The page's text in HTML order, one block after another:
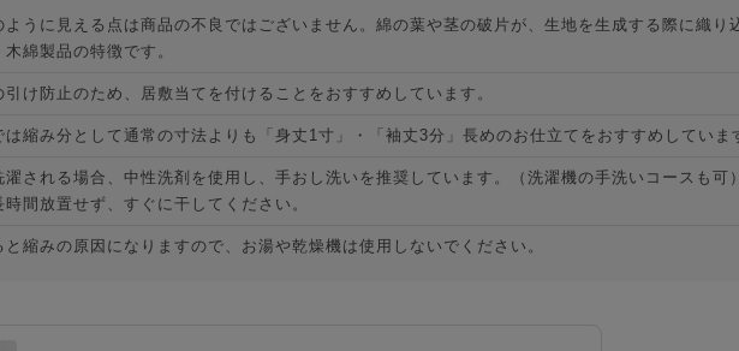
ように見える点は商品の不良ではございません。綿の葉や茎の破片が、生地を生成する際に織り
綿製品の特徴です。
引け防止のため、居敷当てを付けることをおすすめしています。
は縮み分として通常の寸法よりも「身丈1寸」・「袖丈3分」長めのお仕立てをおすすめしていま
濯される場合、中性洗剤を使用し、手おし洗いを推奨しています。（洗濯機の手洗いコースも可
時間放置せず、すぐに干してください。
と縮みの原因になりますので、お湯や乾燥機は使用しないでください。